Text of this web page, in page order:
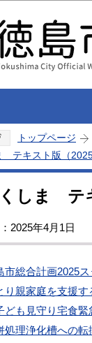
トップページ
テキスト版（2025
しま テ
2025年4月1日
総合計画2025ス
親家庭を支援す
も見守り宅食緊
理浄化槽への転